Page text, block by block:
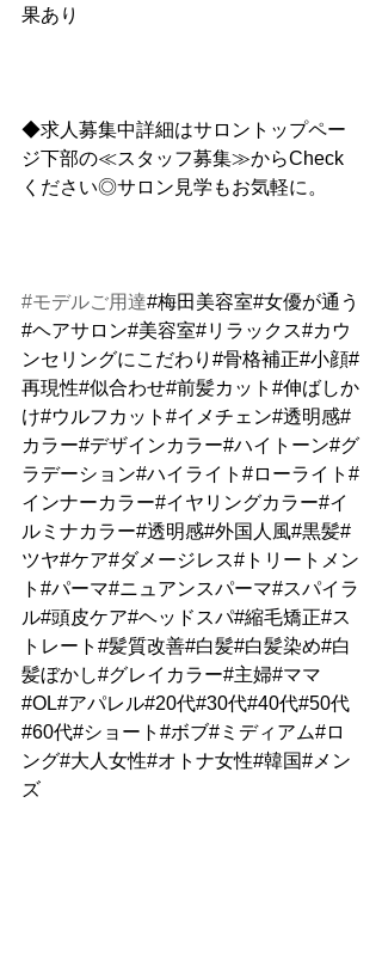
果あり
◆求人募集中詳細はサロントップペー
ジ下部の≪スタッフ募集≫からCheck
ください◎サロン見学もお気軽に。
#モデルご用達#梅田美容室#女優が通う
#ヘアサロン#美容室#リラックス#カウ
ンセリングにこだわり#骨格補正#小顔#
再現性#似合わせ#前髪カット#伸ばしか
け#ウルフカット#イメチェン#透明感#
カラー#デザインカラー#ハイトーン#グ
ラデーション#ハイライト#ローライト#
インナーカラー#イヤリングカラー#イ
ルミナカラー#透明感#外国人風#黒髪#
ツヤ#ケア#ダメージレス#トリートメン
ト#パーマ#ニュアンスパーマ#スパイラ
ル#頭皮ケア#ヘッドスパ#縮毛矯正#ス
トレート#髪質改善#白髪#白髪染め#白
髪ぼかし#グレイカラー#主婦#ママ
#OL#アパレル#20代#30代#40代#50代
#60代#ショート#ボブ#ミディアム#ロ
ング#大人女性#オトナ女性#韓国#メン
ズ